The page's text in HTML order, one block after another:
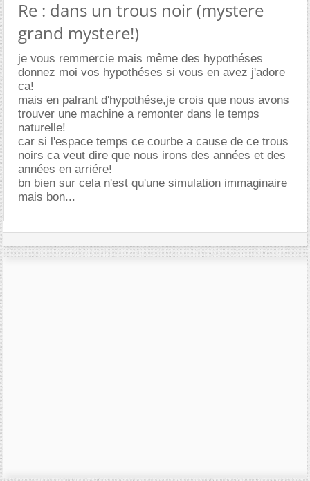
Re : dans un trous noir (mystere
grand mystere!)
je vous remmercie mais même des hypothéses
donnez moi vos hypothéses si vous en avez j'adore
ca!
mais en palrant d'hypothése,je crois que nous avons
trouver une machine a remonter dans le temps
naturelle!
car si l'espace temps ce courbe a cause de ce trous
noirs ca veut dire que nous irons des années et des
années en arriére!
bn bien sur cela n'est qu'une simulation immaginaire
mais bon...